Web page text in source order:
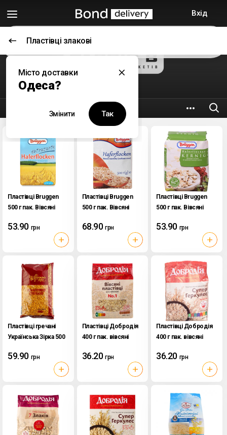
Місто доставки
Одеса?
Змінити Так
Вхід
Відкриється о 09:00
Таврія В
5.2 км
Пластівці злакові
Пластівці Bruggen
500 г пак. Вівсяні
53.90 грн
Пластівці Bruggen
500 г пак. Вівсяні
68.90 грн
Пластівці Bruggen
500 г пак. Вівсяні
53.90 грн
Пластівці гречані
Українська Зірка 500
приготування
59.90 грн
Пластівці Добродія
400 г пак. вівсяні
36.20 грн
Пластівці Добродія
400 г пак. вівсяні
36.20 грн